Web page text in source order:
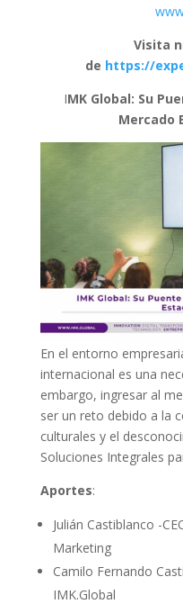
Visita
de https://
IMK Global: Su
Mercado
En el entorno
internacional es una
embargo, ingresar al
ser un reto debido a la
culturales y el
Soluciones Integrales
Aportes:
Julián Castiblanco -
Marketing
Camilo Fernando
IMK.Global